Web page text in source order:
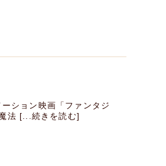
ション映画「ファンタジ
法 [...続きを読む]